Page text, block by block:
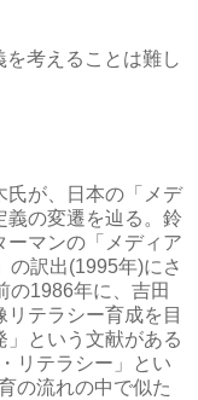
考えることは難し
氏が、日本の「メデ
義の変遷を辿る。鈴
ーマンの「メディア
の訳出(1995年)にさ
の1986年に、吉田
テラシー育成を目
という文献がある
リテラシー」とい
の流れの中で似た